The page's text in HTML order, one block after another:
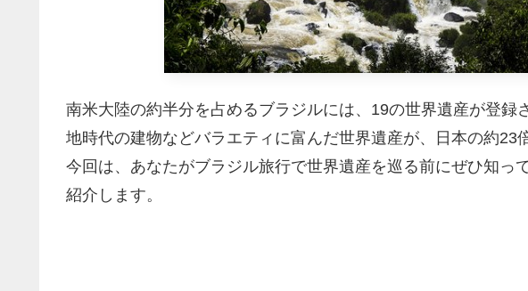
南米大陸の約半分を占めるブラジルには、19の世界遺産が登録
地時代の建物などバラエティに富んだ世界遺産が、日本の約23
今回は、あなたがブラジル旅行で世界遺産を巡る前にぜひ知っ
紹介します。